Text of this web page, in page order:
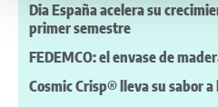
Dia España acelera su
primer semestre
FEDEMCO: el envase de
Cosmic Crisp® lleva su sabor